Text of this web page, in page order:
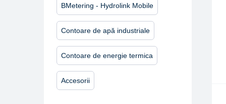
BMetering - Hydrolink Mobile
Contoare de apă industriale
Contoare de energie termica
Accesorii